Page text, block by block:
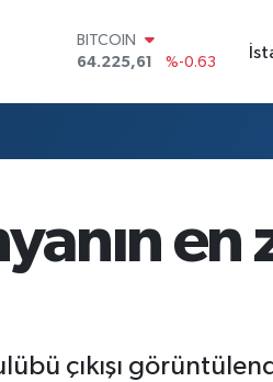
DOLAR
47,7143
%0.16
55,0317
%-0.02
13.799
%70
BITCOIN
en
çıkışı